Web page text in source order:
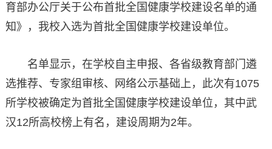
育部办公厅关于公布首批全国健康学校建设名单的通
知》，我校入选为首批全国健康学校建设单位。
名单显示，在学校自主申报、各省级教育部门遴
选推荐、专家组审核、网络公示基础上，此次有1075
所学校被确定为首批全国健康学校建设单位，其中武
汉12所高校榜上有名，建设周期为2年。